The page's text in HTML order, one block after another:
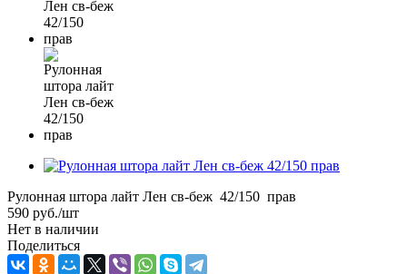
Рулонная штора лайт Лен св-беж 42/150 прав
590 руб./шт
Нет в наличии
Поделиться